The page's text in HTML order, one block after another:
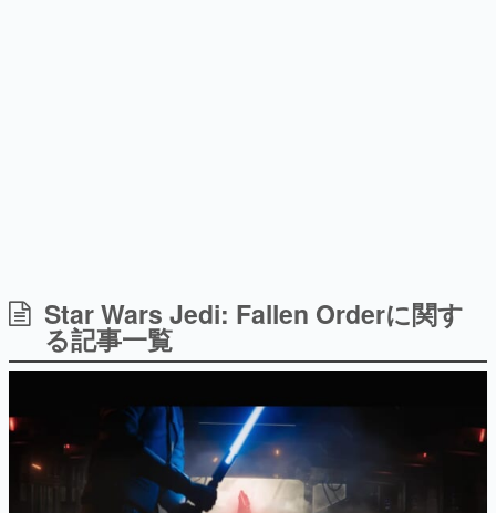
日本のコンテンツ産業やカルチャーに与えた影響を探る企
画です。
日本モバイルゲーム産業史
解説を掲載。約20年の歴史が一望できる決定版！
若ゲのいたり〜ゲームクリエイターの青春〜
『うつヌケ』『ペンと箸』等で知られるマンガ家・田中圭
一先生によるゲーム業界レポートマンガです。
Star Wars Jedi: Fallen Orderに関す
る記事一覧